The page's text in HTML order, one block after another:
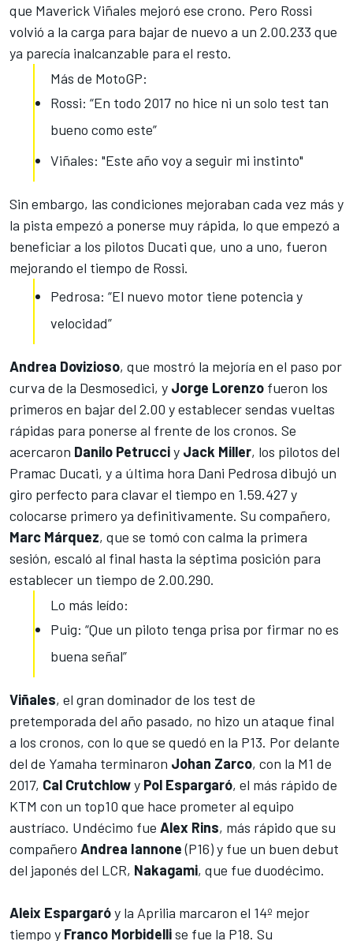
que Maverick Viñales mejoró ese crono. Pero Rossi
volvió a la carga para bajar de nuevo a un 2.00.233 que
ya parecía inalcanzable para el resto.
Más de MotoGP:
Rossi: “En todo 2017 no hice ni un solo test tan
bueno como este”
Viñales: "Este año voy a seguir mi instinto"
Sin embargo, las condiciones mejoraban cada vez más y
la pista empezó a ponerse muy rápida, lo que empezó a
beneficiar a los pilotos Ducati que, uno a uno, fueron
mejorando el tiempo de Rossi.
Pedrosa: “El nuevo motor tiene potencia y
velocidad”
Andrea Dovizioso, que mostró la mejoría en el paso por
curva de la Desmosedici, y Jorge Lorenzo fueron los
primeros en bajar del 2.00 y establecer sendas vueltas
rápidas para ponerse al frente de los cronos. Se
acercaron Danilo Petrucciy Jack Miller, los pilotos del
Pramac Ducati, y a última hora Dani Pedrosa dibujó un
giro perfecto para clavar el tiempo en 1.59.427 y
colocarse primero ya definitivamente. Su compañero,
Marc Márquez, que se tomó con calma la primera
sesión, escaló al final hasta la séptima posición para
establecer un tiempo de 2.00.290.
Lo más leído:
Puig: “Que un piloto tenga prisa por firmar no es
buena señal”
Viñales, el gran dominador de los test de
pretemporada del año pasado, no hizo un ataque final
a los cronos, con lo que se quedó en la P13. Por delante
del de Yamaha terminaron Johan Zarco, con la M1 de
2017, Cal Crutchlowy Pol Espargaró, el más rápido de
KTM con un top10 que hace prometer al equipo
austríaco. Undécimo fue Alex Rins, más rápido que su
compañero Andrea Iannone(P16) y fue un buen debut
del japonés del LCR, Nakagami, que fue duodécimo.
Aleix Espargaróy la Aprilia marcaron el 14º mejor
tiempo y Franco Morbidellise fue la P18. Su